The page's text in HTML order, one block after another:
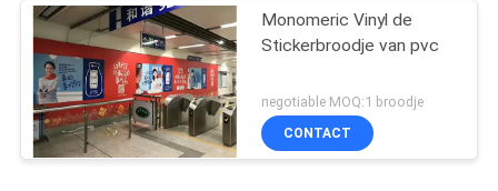
Monomeric Vinyl de
Stickerbroodje van pvc
negotiable MOQ:1 broodje
CONTACT